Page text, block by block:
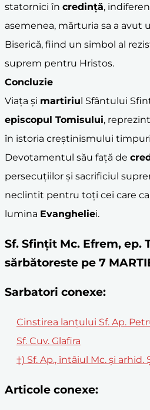
statornici în credință,
asemenea, mărturia sa a avut
Biserică, fiind un simbol al
suprem pentru Hristos.
Concluzie
Viața și martiriul Sfântului
episcopul Tomisului,
în istoria creștinismului
Devotamentul său față de
persecuțiilor și sacrificiul
neclintit pentru toți cei care
lumina Evangheliei.
Sf. Sfințit Mc. Efrem, ep.
sărbătoreste pe 7
Sarbatori conexe:
Cinstirea lanțului Sf. Ap.
Sf. Cuv. Glafira
†) Sf. Ap., întâiul Mc. și arhid.
Articole conexe: